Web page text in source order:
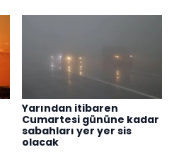
Yarından itibaren
Cumartesi gününe kadar
sabahları yer yer sis
olacak